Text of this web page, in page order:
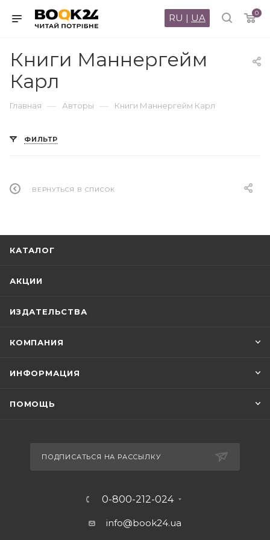
0
RU | UA
Книги Маннергейм
Карл
Главная — Авторы — Книги Маннергейм Карл
ФИЛЬТР
ВЕРНУТЬСЯ В СПИСОК
КАТАЛОГ
АКЦИИ
ИЗДАТЕЛЬСТВА
КОМПАНИЯ
ИНФОРМАЦИЯ
ПОМОЩЬ
ПОДПИСАТЬСЯ НА РАССЫЛКУ
0-800-212-024
info@book24.ua